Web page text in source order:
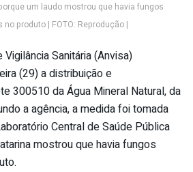
um laudo mostrou que havia fungos
produto | FOTO: Reprodução |
Sanitária (Anvisa)
(29) a distribuição e
300510 da Água Mineral Natural, da
a agência, a medida foi tomada
Central de Saúde Pública
mostrou que havia fungos